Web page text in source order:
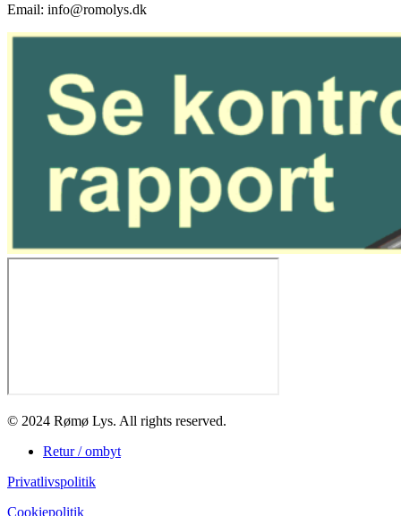
Email: info@romolys.dk
© 2024 Rømø Lys. All rights reserved.
Retur / ombyt
Privatlivspolitik
Cookiepolitik